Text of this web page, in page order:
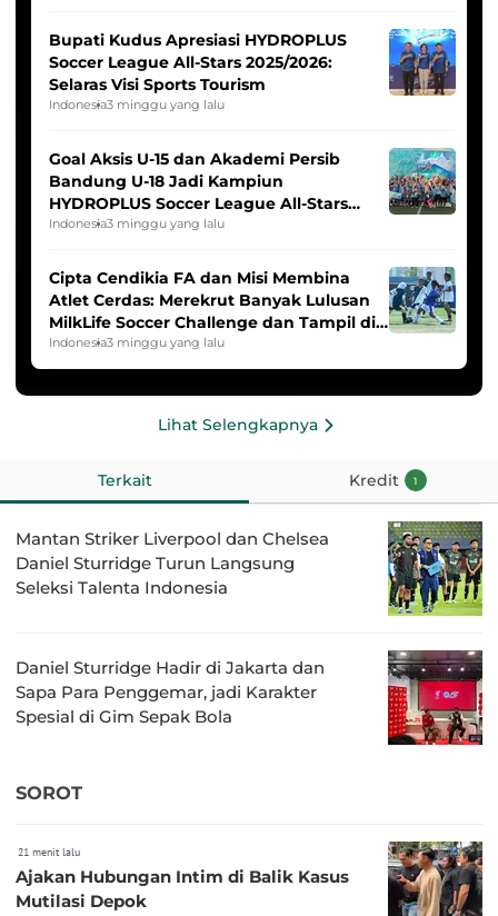
Bupati Kudus Apresiasi HYDROPLUS
Soccer League All-Stars 2025/2026:
Selaras Visi Sports Tourism
Indonesia3 minggu yang lalu
Goal Aksis U-15 dan Akademi Persib
Bandung U-18 Jadi Kampiun
HYDROPLUS Soccer League All-Stars
2025/2026
Indonesia3 minggu yang lalu
Cipta Cendikia FA dan Misi Membina
Atlet Cerdas: Merekrut Banyak Lulusan
MilkLife Soccer Challenge dan Tampil di
HYDROPLUS Soccer League
Indonesia3 minggu yang lalu
Lihat Selengkapnya
Terkait Kredit 1
Mantan Striker Liverpool dan Chelsea
Daniel Sturridge Turun Langsung
Seleksi Talenta Indonesia
Daniel Sturridge Hadir di Jakarta dan
Sapa Para Penggemar, jadi Karakter
Spesial di Gim Sepak Bola
SOROT
21 menit lalu
Ajakan Hubungan Intim di Balik Kasus
Mutilasi Depok